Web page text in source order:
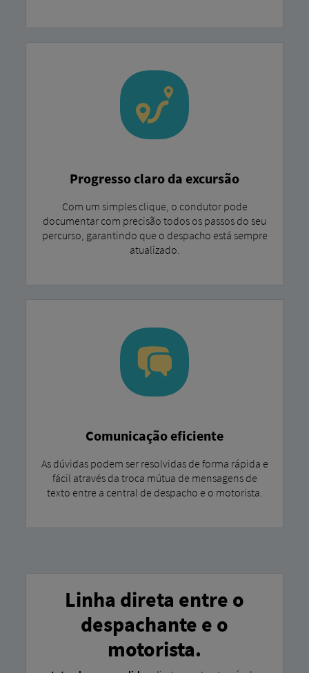
Progresso claro da excursão
Com um simples clique, o condutor pode
documentar com precisão todos os passos do seu
percurso, garantindo que o despacho está sempre
atualizado.
Comunicação eficiente
As dúvidas podem ser resolvidas de forma rápida e
fácil através da troca mútua de mensagens de
texto entre a central de despacho e o motorista.
Linha direta entre o
despachante e o
motorista.